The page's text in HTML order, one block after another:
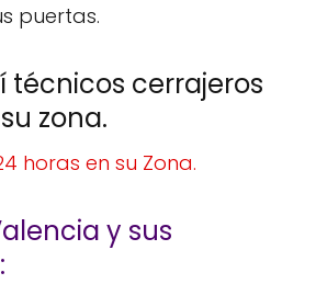
puertas.
técnicos cerrajeros
zona.
horas en su Zona.
y sus